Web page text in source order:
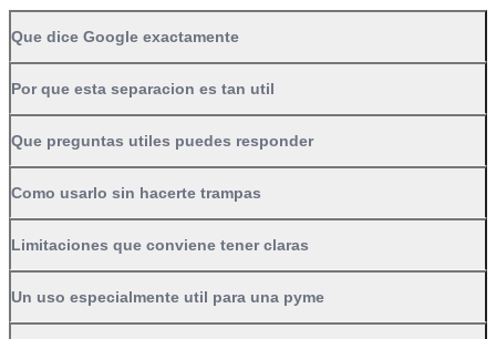
Que dice Google exactamente
Por que esta separacion es tan util
Que preguntas utiles puedes responder
Como usarlo sin hacerte trampas
Limitaciones que conviene tener claras
Un uso especialmente util para una pyme